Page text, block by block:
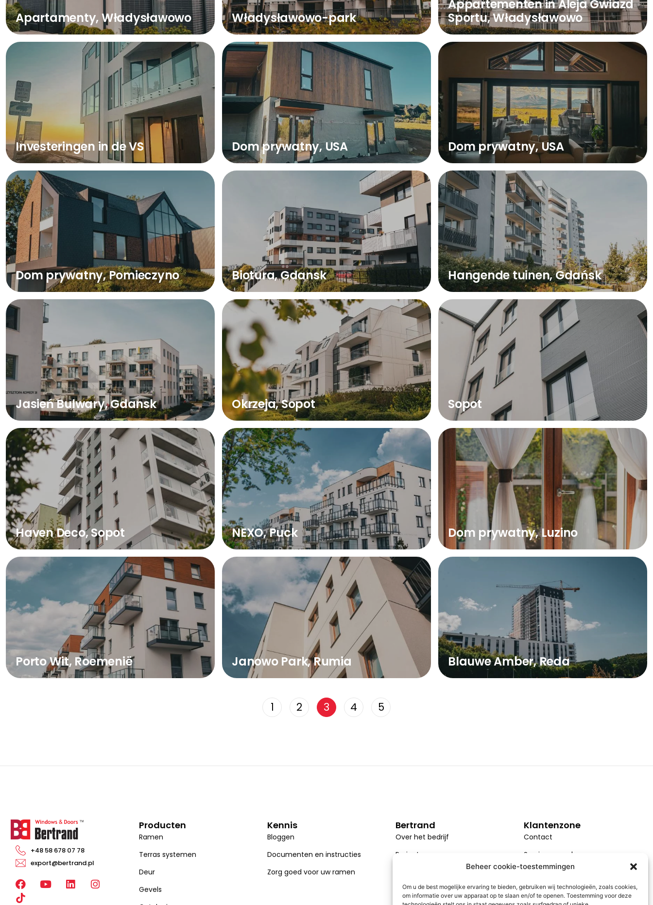
Beheer cookie-toestemmingen
Om u de best mogelijke ervaring te bieden, gebruiken wij technologieën, zoals cookies,
om informatie over uw apparaat op te slaan en/of te openen. Toestemming voor deze
Apartamenty, Władysławowo Władysławowo-park
Appartementen in Aleja Gwiazd
Sportu, Władysławowo
Investeringen in de VS Dom prywatny, USA Dom prywatny, USA
Dom prywatny, Pomieczyno Biotura, Gdansk Hangende tuinen, Gdańsk
Jasień Bulwary, Gdansk Okrzeja, Sopot Sopot
Haven Deco, Sopot NEXO, Puck Dom prywatny, Luzino
Porto Wit, Roemenië Janowo Park, Rumia Blauwe Amber, Reda
1 2 3 4 5
+48 58 678 07 78
export@bertrand.pl
F
a
Y
L
I
Producten
Ramen
Terras systemen
Deur
Gevels
Kennis
Bloggen
Documenten en instructies
Zorg goed voor uw ramen
Bertrand
Over het bedrijf
Projecten
Projekty UE
Klantenzone
Contact
Serviceverzoek
Installatie
AVG